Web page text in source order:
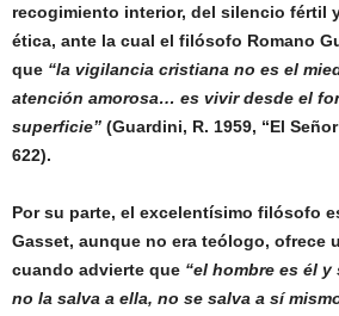
recogimiento interior, del silencio fértil
ética, ante la cual el filósofo Romano
que “la vigilancia cristiana no es el
atención amorosa… es vivir desde el
superficie” (Guardini, R. 1959, “El
622).
Por su parte, el excelentísimo filósofo
Gasset, aunque no era teólogo, ofrece
cuando advierte que “el hombre es él
no la salva a ella, no se salva a sí